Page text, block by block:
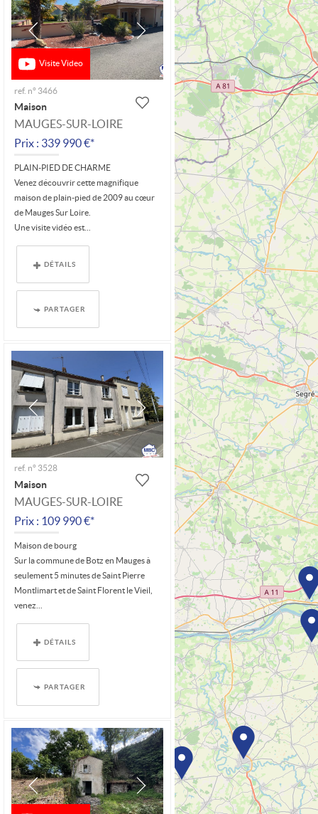
Visite Video
ref. n° 3466
Maison
MAUGES-SUR-LOIRE
Prix : 339 990 €*
PLAIN-PIED DE CHARME
Venez découvrir cette magnifique
maison de plain-pied de 2009 au cœur
de Mauges Sur Loire.
Une visite vidéo est...
DÉTAILS
PARTAGER
ref. n° 3528
Maison
MAUGES-SUR-LOIRE
Prix : 109 990 €*
Maison de bourg
Sur la commune de Botz en Mauges à
seulement 5 minutes de Saint Pierre
Montlimart et de Saint Florent le Vieil,
venez...
DÉTAILS
PARTAGER